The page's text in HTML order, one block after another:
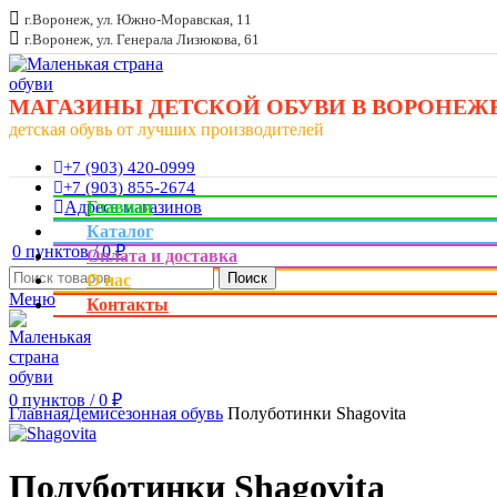
г.Воронеж, ул. Южно-Моравская, 11
г.Воронеж, ул. Генерала Лизюкова, 61
МАГАЗИНЫ ДЕТСКОЙ ОБУВИ В
детская обувь от лучших производителей
+7 (903) 420-0999
+7 (903) 855-2674
Адреса магазинов
0 пунктов / 0₽
Поиск
Меню
0 пунктов / 0 ₽
Главная
Каталог
Оплата и доставка
О нас
Контакты
Увеличить
ГлавнаяДемисезонная обувь Полуботинки Shagovita
Полуботинки Shagovita